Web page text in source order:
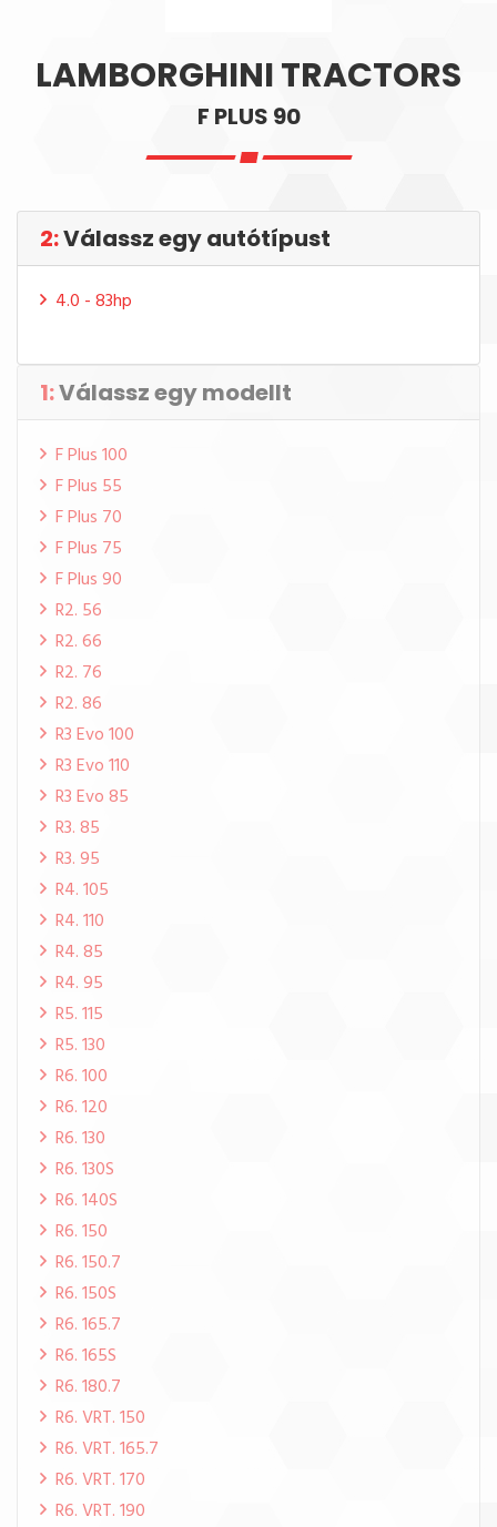
LAMBORGHINI TRACTORS
F PLUS 90
1:Válassz egy modellt
F Plus 100
F Plus 55
F Plus 70
F Plus 75
F Plus 90
R2. 56
R2. 66
R2. 76
R2. 86
R3 Evo 100
R3 Evo 110
R3 Evo 85
R3. 85
R3. 95
R4. 105
R4. 110
R4. 85
R4. 95
R5. 115
R5. 130
R6. 100
R6. 120
R6. 130
R6. 130S
R6. 140S
R6. 150
R6. 150.7
R6. 150S
R6. 165.7
R6. 165S
R6. 180.7
R6. VRT. 150
R6. VRT. 165.7
R6. VRT. 170
R6. VRT. 190
2:Válassz egy autótípust
4.0 - 83hp